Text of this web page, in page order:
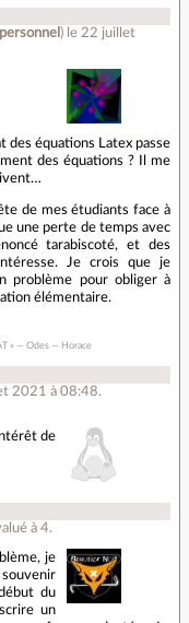
) le 22 juillet
des équations Latex passe
des équations ? Il me
de mes étudiants face à
une perte de temps avec
tarabiscoté, et des
Je crois que je
problème pour obliger à
élémentaire.
» — Odes — Horace
2021 à 08:48.
de
à4.
je
souvenir
du
un